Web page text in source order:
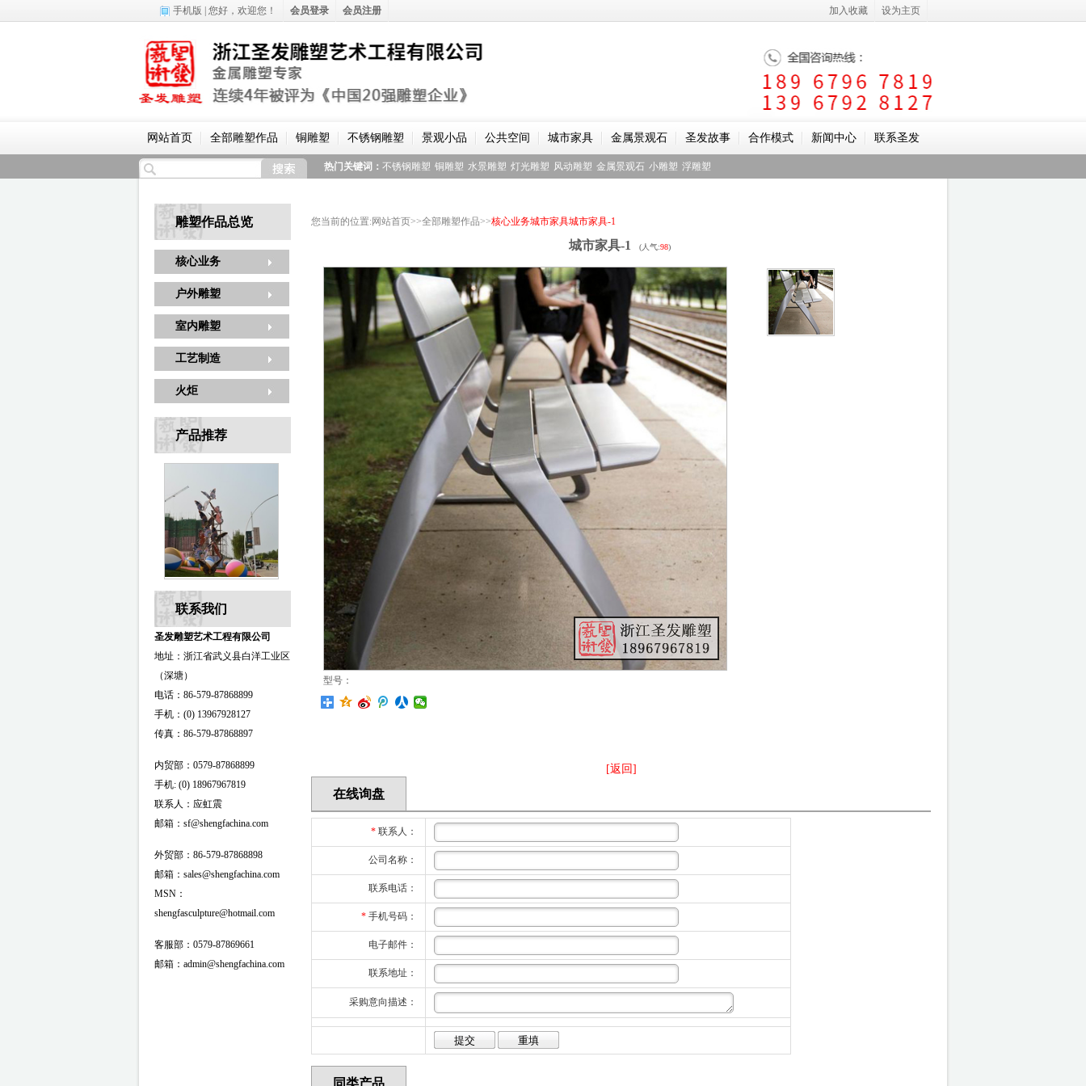
网站首页 全部雕塑作品 铜雕塑 不锈钢雕塑 景观小品 公共空间 城市家具 金属景观石 圣发故事 合作模式 新闻中心 联系圣发
热门关键词： 不锈钢雕塑 铜雕塑 水景雕塑 灯光雕塑 风动雕塑 金属景观石 小雕塑 浮雕塑
雕塑作品总览
核心业务
户外雕塑
室内雕塑
工艺制造
火炬
产品推荐
联系我们
圣发雕塑艺术工程有限公司
地址：浙江省武义县白洋工业区
（深塘）
电话：86-579-87868899
手机：(0) 13967928127
传真：86-579-87868897
内贸部：0579-87868899
手机: (0) 18967967819
联系人：应虹震
邮箱：sf@shengfachina.com
外贸部：86-579-87868898
邮箱：sales@shengfachina.com
MSN：
shengfasculpture@hotmail.com
客服部：0579-87869661
邮箱：admin@shengfachina.com
您当前的位置:网站首页>>全部雕塑作品>>核心业务城市家具城市家具-1
城市家具-1 (人气:98)
型号：
[返回]
在线询盘
* 联系人：
公司名称：
联系电话：
* 手机号码：
电子邮件：
联系地址：
采购意向描述：
同类产品
手机版 | 您好， 欢迎您！ 会员登录 会员注册 加入收藏 设为主页